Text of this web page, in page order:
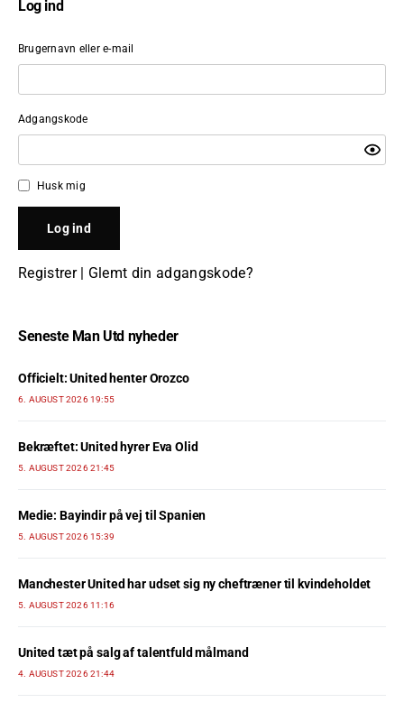
Log ind
Brugernavn eller e-mail
Adgangskode
Husk mig
Registrer| Glemt din adgangskode?
Seneste Man Utd nyheder
Officielt: United henter Orozco
6. AUGUST 2026 19:55
Bekræftet: United hyrer Eva Olid
5. AUGUST 2026 21:45
Medie: Bayindir på vej til Spanien
5. AUGUST 2026 15:39
Manchester United har udset sig ny cheftræner til kvindeholdet
5. AUGUST 2026 11:16
United tæt på salg af talentfuld målmand
4. AUGUST 2026 21:44